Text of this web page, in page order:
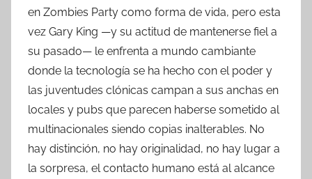
en Zombies Party como forma de vida, pero esta
vez Gary King —y su actitud de mantenerse fiel a
su pasado— le enfrenta a mundo cambiante
donde la tecnología se ha hecho con el poder y
las juventudes clónicas campan a sus anchas en
locales y pubs que parecen haberse sometido al
multinacionales siendo copias inalterables. No
hay distinción, no hay originalidad, no hay lugar a
la sorpresa, el contacto humano está al alcance